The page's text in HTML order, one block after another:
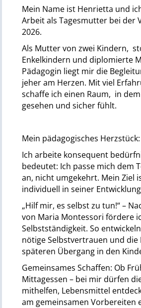
Mein Name ist Henrietta und
Arbeit als Tagesmutter bei der
2026.
Als Mutter von zwei Kindern,
Enkelkindern und diplomierte
Pädagogin liegt mir die
jeher am Herzen. Mit viel
schaffe ich einen Raum, in
gesehen und sicher fühlt.
Mein pädagogisches Herzstück:
Ich arbeite konsequent
bedeutet: Ich passe mich dem
an, nicht umgekehrt. Mein Ziel
individuell in seiner
„Hilf mir, es selbst zu tun!“ –
von Maria Montessori fördere
Selbstständigkeit. So
nötige Selbstvertrauen und die
späteren Übergang in den
Gemeinsames Schaffen: Ob
Mittagessen – bei mir dürfen
mithelfen, Lebensmittel
am gemeinsamen Vorbereiten